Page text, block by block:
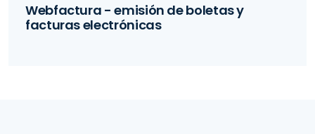
Webfactura - emisión de boletas y
facturas electrónicas